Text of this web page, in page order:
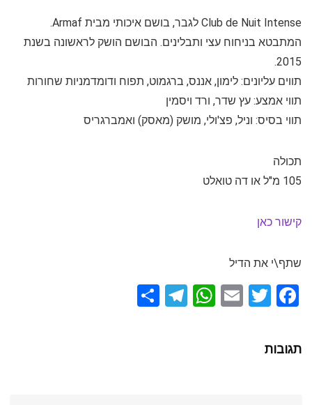
Club de Nuit Intense לגבר, בושם איכותי מבית Armaf.
המתבטא בניחוח עצי ותבלינים. הבושם הושק לראשונה בשנת
2015.
תווים עליונים: לימון, אננס, ברגמוט, תפוח ודומדמניות שחורות
תווי אמצע: עץ שדר, ורד ויסמין
תווי בסיס: וניל, פצ'ולי, מושק (מאסק) ואמברגריס
תכולה
105 מ"ל או דה טואלט
קישור כאן
שתף\י את הדיל
F
ce
b
T
E
W
T
תגובות